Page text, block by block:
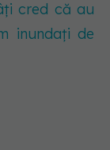
cred că au
inundați de